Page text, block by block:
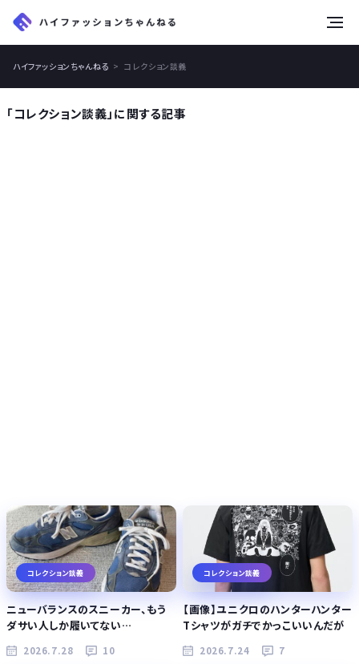
ハイファッションちゃんねる コレクション談義
「コレクション談義」に関する記事
コレクション談義
ニューバランスのスニーカー、もう
ダサい人しか履いてない…
2026.7.28 10
コレクション談義
【画像】ユニクロのハンターハンター
Tシャツがガチでかっこいいんだが
2026.7.24 7